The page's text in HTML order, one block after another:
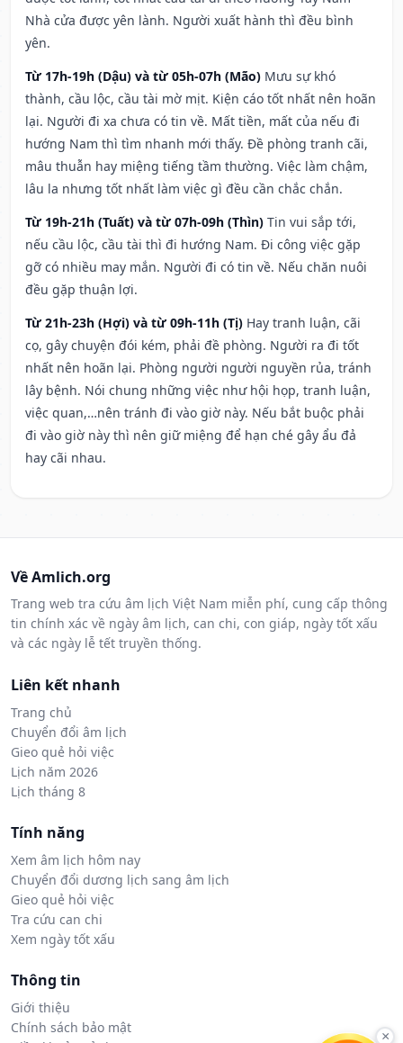
Nhà cửa được yên lành. Người xuất hành thì đều bình
yên.
Từ 17h-19h (Dậu) và từ 05h-07h (Mão) Mưu sự khó
thành, cầu lộc, cầu tài mờ mịt. Kiện cáo tốt nhất nên hoãn
lại. Người đi xa chưa có tin về. Mất tiền, mất của nếu đi
hướng Nam thì tìm nhanh mới thấy. Đề phòng tranh cãi,
mâu thuẫn hay miệng tiếng tầm thường. Việc làm chậm,
lâu la nhưng tốt nhất làm việc gì đều cần chắc chắn.
Từ 19h-21h (Tuất) và từ 07h-09h (Thìn) Tin vui sắp tới,
nếu cầu lộc, cầu tài thì đi hướng Nam. Đi công việc gặp
gỡ có nhiều may mắn. Người đi có tin về. Nếu chăn nuôi
đều gặp thuận lợi.
Từ 21h-23h (Hợi) và từ 09h-11h (Tị) Hay tranh luận, cãi
cọ, gây chuyện đói kém, phải đề phòng. Người ra đi tốt
nhất nên hoãn lại. Phòng người người nguyền rủa, tránh
lây bệnh. Nói chung những việc như hội họp, tranh luận,
việc quan,…nên tránh đi vào giờ này. Nếu bắt buộc phải
đi vào giờ này thì nên giữ miệng để hạn ché gây ẩu đả
hay cãi nhau.
Về Amlich.org
Trang web tra cứu âm lịch Việt Nam miễn phí, cung cấp thông
tin chính xác về ngày âm lịch, can chi, con giáp, ngày tốt xấu
và các ngày lễ tết truyền thống.
Liên kết nhanh
Trang chủ
Chuyển đổi âm lịch
Gieo quẻ hỏi việc
Lịch năm 2026
Lịch tháng 8
Tính năng
Xem âm lịch hôm nay
Chuyển đổi dương lịch sang âm lịch
Gieo quẻ hỏi việc
Tra cứu can chi
Xem ngày tốt xấu
Thông tin
Giới thiệu
Chính sách bảo mật
×